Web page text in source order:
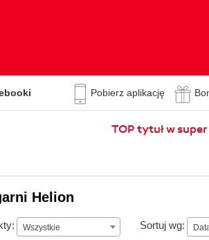
Pobierz aplikację
TOP tytuł w
Helion
Wszystkie Sortuj wg: Data